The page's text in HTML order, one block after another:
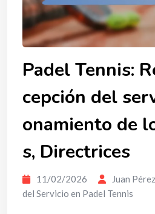
Padel Tennis:
cepción del
onamiento de
s, Directrices
11/02/2026 Juan Pérez
del Servicio en Padel Tennis